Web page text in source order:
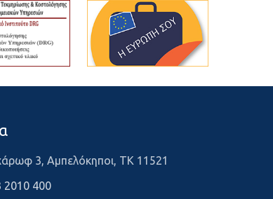
3, Αμπελόκηποι, ΤΚ 11521
2010 400